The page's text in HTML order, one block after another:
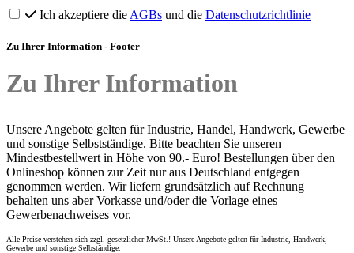
Ich akzeptiere die AGBs und die Datenschutzrichtlinie
Zu Ihrer Information - Footer
Zu Ihrer Information
Unsere Angebote gelten für Industrie, Handel, Handwerk, Gewerbe
und sonstige Selbstständige. Bitte beachten Sie unseren
Mindestbestellwert in Höhe von 90.- Euro! Bestellungen über den
Onlineshop können zur Zeit nur aus Deutschland entgegen
genommen werden. Wir liefern grundsätzlich auf Rechnung
behalten uns aber Vorkasse und/oder die Vorlage eines
Gewerbenachweises vor.
Alle Preise verstehen sich zzgl. gesetzlicher MwSt.! Unsere Angebote gelten für Industrie, Handwerk,
Gewerbe und sonstige Selbständige.